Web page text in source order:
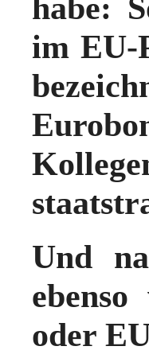
habe:
im EU-
Und
oder